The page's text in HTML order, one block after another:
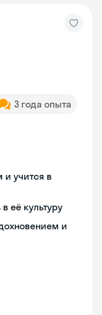
3 года опыта
и учится в
её культуру
и